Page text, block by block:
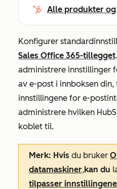
Alle produkter
Konfigurer
Sales Office 365-tillegget
administrere innstillinger
av e-post i innboksen
innstillingene for e-
administrere hvilken
koblet til.
Merk: Hvis du bruker
datamaskiner,kan du
tilpasser